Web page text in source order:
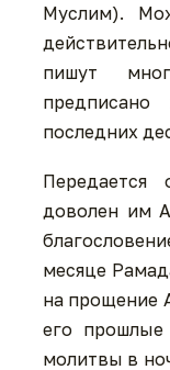
Муслим).
пишут
последних
доволен им
месяце
на прощение
его
молитвы в